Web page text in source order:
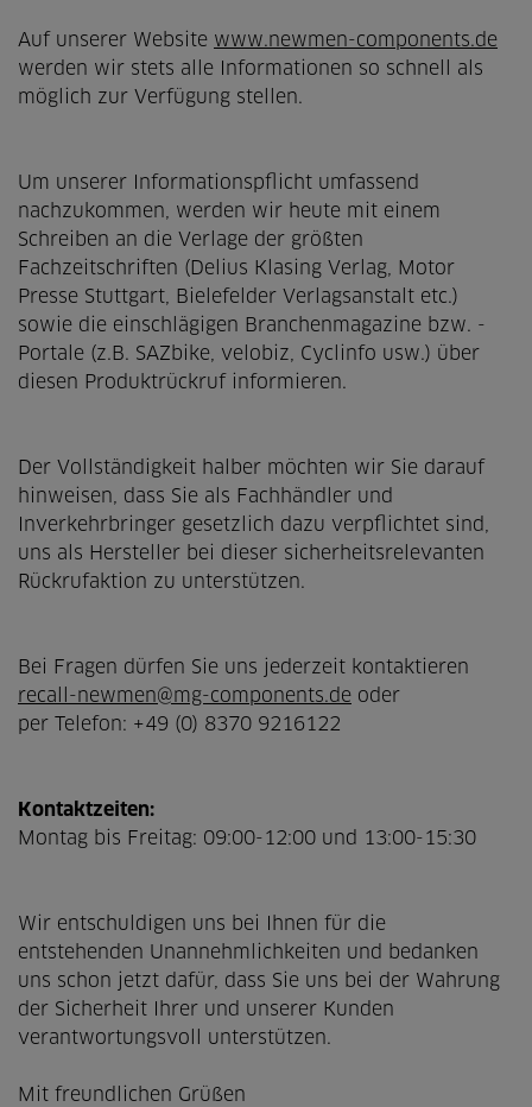
Auf unserer Website www.newmen-components.de
werden wir stets alle Informationen so schnell als
möglich zur Verfügung stellen.
Um unserer Informationspflicht umfassend
nachzukommen, werden wir heute mit einem
Schreiben an die Verlage der größten
Fachzeitschriften (Delius Klasing Verlag, Motor
Presse Stuttgart, Bielefelder Verlagsanstalt etc.)
sowie die einschlägigen Branchenmagazine bzw. -
Portale (z.B. SAZbike, velobiz, Cyclinfo usw.) über
diesen Produktrückruf informieren.
Der Vollständigkeit halber möchten wir Sie darauf
hinweisen, dass Sie als Fachhändler und
Inverkehrbringer gesetzlich dazu verpflichtet sind,
uns als Hersteller bei dieser sicherheitsrelevanten
Rückrufaktion zu unterstützen.
Bei Fragen dürfen Sie uns jederzeit kontaktieren
recall-newmen@mg-components.de oder
per Telefon: +49 (0) 8370 9216122
Kontaktzeiten:
Montag bis Freitag: 09:00-12:00 und 13:00-15:30
Wir entschuldigen uns bei Ihnen für die
entstehenden Unannehmlichkeiten und bedanken
uns schon jetzt dafür, dass Sie uns bei der Wahrung
der Sicherheit Ihrer und unserer Kunden
verantwortungsvoll unterstützen.
Mit freundlichen Grüßen